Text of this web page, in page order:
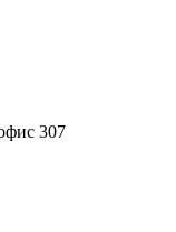
307